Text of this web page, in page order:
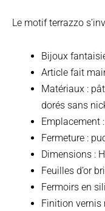
Le motif terrazzo
Bijoux
Article fait
Matériaux :
dorés sans
Emplacement
Fermeture :
Dimensions :
Feuilles d’or
Fermoirs en
Finition vernis